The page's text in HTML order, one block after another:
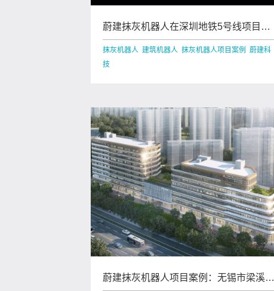
蔚建抹灰机器人在深圳地铁5号线项目应
用施工
抹灰机器人 建筑机器人 抹灰机器人项目案例 蔚建科
技
蔚建抹灰机器人项目案例：无锡市梁溪医